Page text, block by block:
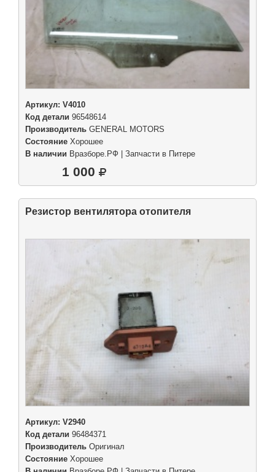
Артикул: V4010
Код детали 96548614
Производитель GENERAL MOTORS
Состояние Хорошее
В наличии Вразборе.РФ | Запчасти в Питере
1 000
Резистор вентилятора отопителя
Артикул: V2940
Код детали 96484371
Производитель Оригинал
Состояние Хорошее